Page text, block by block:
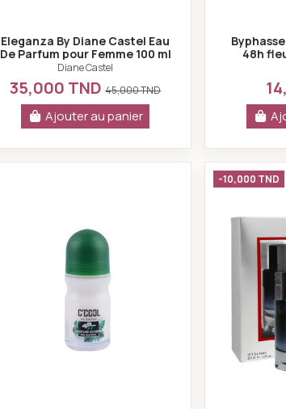
Eleganza By Diane Castel Eau
De Parfum pour Femme 100 ml
- Diane Castel
Diane Castel
35,000 TND45,000 TND
Ajouter au panier
48h
C'cool roll-on aventure extrême 50ml
-10,000 TND